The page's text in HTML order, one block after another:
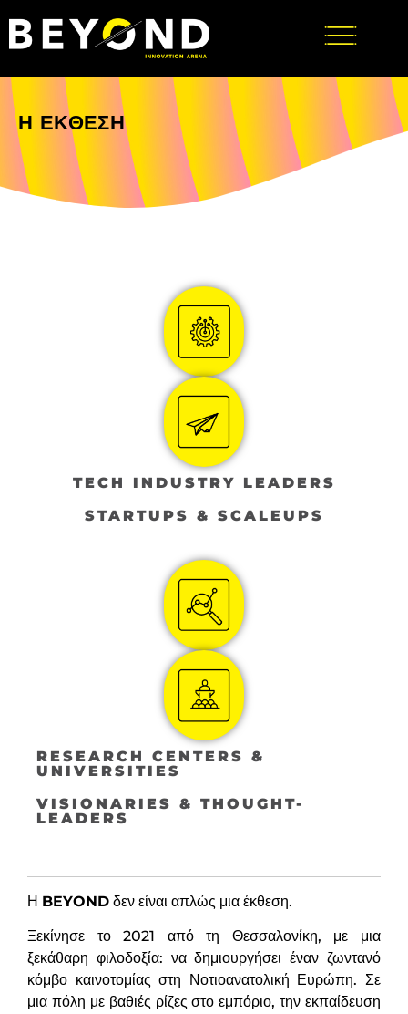
Η ΕΚΘΕΣΗ
TECH INDUSTRY LEADERS
STARTUPS & SCALEUPS
RESEARCH CENTERS &
UNIVERSITIES
VISIONARIES & THOUGHT-
LEADERS
Η BEYOND δεν είναι απλώς μια έκθεση.
Ξεκίνησε το 2021 από τη Θεσσαλονίκη, με μια
ξεκάθαρη φιλοδοξία: να δημιουργήσει έναν ζωντανό
κόμβο καινοτομίας στη Νοτιοανατολική Ευρώπη. Σε
μια πόλη με βαθιές ρίζες στο εμπόριο, την εκπαίδευση